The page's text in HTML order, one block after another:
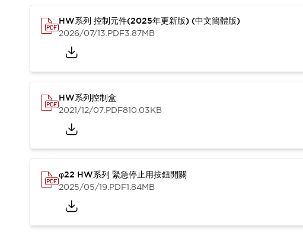
邏輯模擬器
產品資安通知
促銷活動
服務據點
產品變更/停產通知
RoHS指令對應
HW系列 控制元件(2025年更新版) (中文簡體版)
2026/07/13.PDF3.87MB
HW系列控制盒
2021/12/07.PDF810.03KB
φ22 HW系列 緊急停止用按鈕開關
2025/05/19.PDF1.84MB